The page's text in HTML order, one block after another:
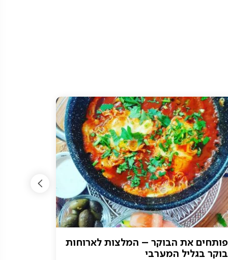
פותחים את הבוקר – המלצות לארוחות
בוקר בגליל המערבי